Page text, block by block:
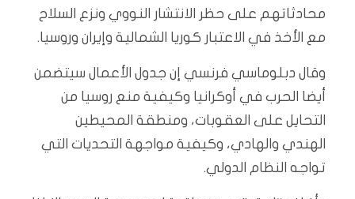
محادثاتهم على حظر الانتشار النووي ونزع السلاح
مع الأخذ في الاعتبار كوريا الشمالية وإيران وروسيا.
وقال دبلوماسي فرنسي إن جدول الأعمال سيتضمن
أيضا الحرب في أوكرانيا وكيفية منع روسيا من
التحايل على العقوبات، ومنطقة المحيطين
الهندي والهادي، وكيفية مواجهة التحديات التي
تواجه النظام الدولي.